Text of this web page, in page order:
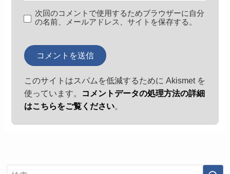
次回のコメントで使用するためブラウザーに自分
の名前、メールアドレス、サイトを保存する。
このサイトはスパムを低減するために Akismet を
使っています。
コメントデータの処理方法の詳細
はこちらをご覧ください。